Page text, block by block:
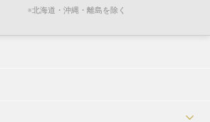
※北海道・沖縄・離島を除く